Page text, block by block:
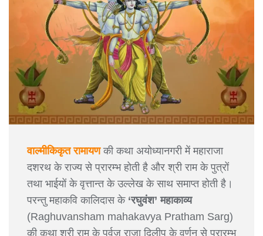
वाल्मीकिकृत रामायणकी कथा अयोध्यानगरी में महाराजा
दशरथ के राज्य से प्रारम्भ होती है और श्री राम के पुत्रों
तथा भाईयों के वृत्तान्त के उल्लेख के साथ समाप्त होती है।
परन्तु महाकवि कालिदास के ‘रघुवंश’ महाकाव्य
(Raghuvansham mahakavya Pratham Sarg)
की कथा श्री राम के पूर्वज राजा दिलीप के वर्णन से प्रारम्भ